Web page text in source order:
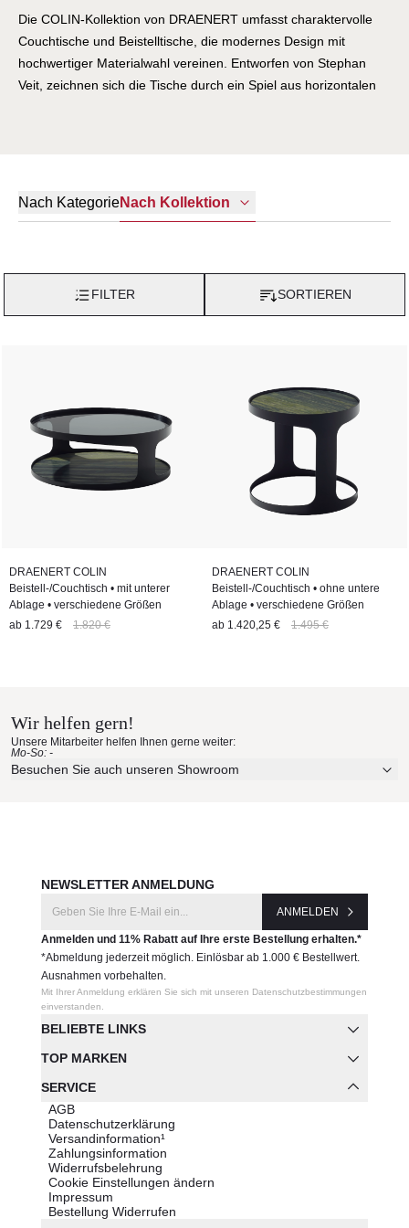
Die COLIN-Kollektion von DRAENERT umfasst charaktervolle
Couchtische und Beistelltische, die modernes Design mit
hochwertiger Materialwahl vereinen. Entworfen von Stephan
Veit, zeichnen sich die Tische durch ein Spiel aus horizontalen
unterschiedliche Größen und Kombinationen von Materialien
den Anspruch der DRAENERT-Manufaktur an hochwertige,
Nach KategorieNach Kollektion
FILTER SORTIEREN
DRAENERT COLIN
Beistell-/Couchtisch • mit unterer
Ablage • verschiedene Größen
ab 1.729 € 1.820 €
DRAENERT COLIN
Beistell-/Couchtisch • ohne untere
Ablage • verschiedene Größen
ab 1.420,25 € 1.495 €
Wir helfen gern!
Unsere Mitarbeiter helfen Ihnen gerne weiter:
Mo-So: -
Besuchen Sie auch unseren Showroom
BELIEBTE LINKS
TOP MARKEN
SERVICE
AGB
Datenschutzerklärung
Versandinformation¹
Zahlungsinformation
Widerrufsbelehrung
Cookie Einstellungen ändern
Impressum
Bestellung Widerrufen
NEWSLETTER ANMELDUNG
ANMELDEN
Anmelden und 11% Rabatt auf Ihre erste Bestellung erhalten.*
*Abmeldung jederzeit möglich. Einlösbar ab 1.000 € Bestellwert.
Ausnahmen vorbehalten.
Mit Ihrer Anmeldung erklären Sie sich mit unseren Datenschutzbestimmungen
einverstanden.